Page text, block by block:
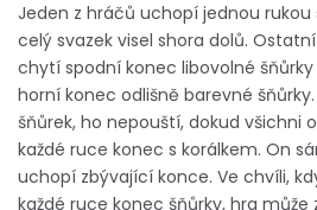
Jeden z hráčů uchopí jednou rukou
celý svazek visel shora dolů.
chytí spodní konec libovolné
horní konec odlišně barevné
šňůrek, ho nepouští, dokud všichni
každé ruce konec s korálkem. On
uchopí zbývající konce. Ve chvíli,
každé ruce konec šňůrky, hra může